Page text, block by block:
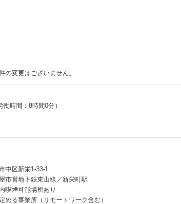
の変更はございません。
時間：8時間0分）
中区新栄1-33-1
市営地下鉄東山線／新栄町駅
喫煙可能場所あり
める事業所（リモートワーク含む）